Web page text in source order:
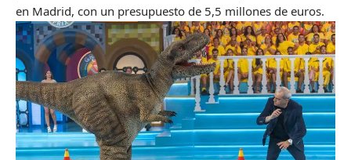
en Madrid, con un presupuesto de 5,5 millones de euros.